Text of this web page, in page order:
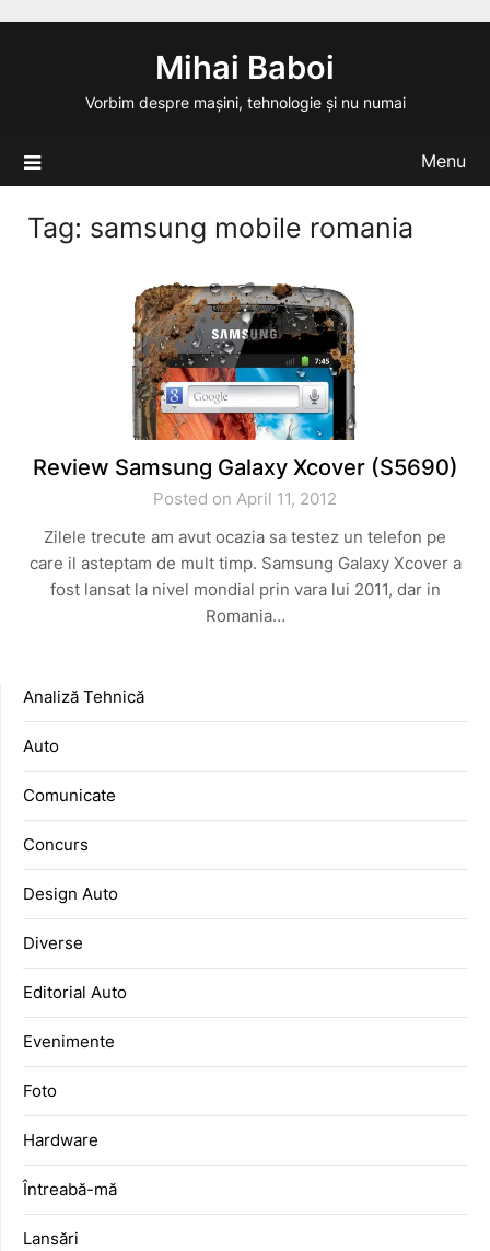
Mihai Baboi
Vorbim despre mașini, tehnologie și nu numai
Menu
Tag: samsung mobile romania
Review Samsung Galaxy Xcover (S5690)
Posted on April 11, 2012
Zilele trecute am avut ocazia sa testez un telefon pe
care il asteptam de mult timp. Samsung Galaxy Xcover a
fost lansat la nivel mondial prin vara lui 2011, dar in
Romania…
Analiză Tehnică
Auto
Comunicate
Concurs
Design Auto
Diverse
Editorial Auto
Evenimente
Foto
Hardware
Întreabă-mă
Lansări